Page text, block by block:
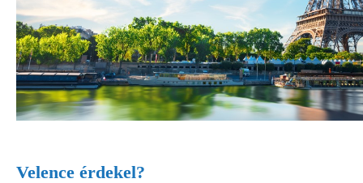
Velence érdekel?